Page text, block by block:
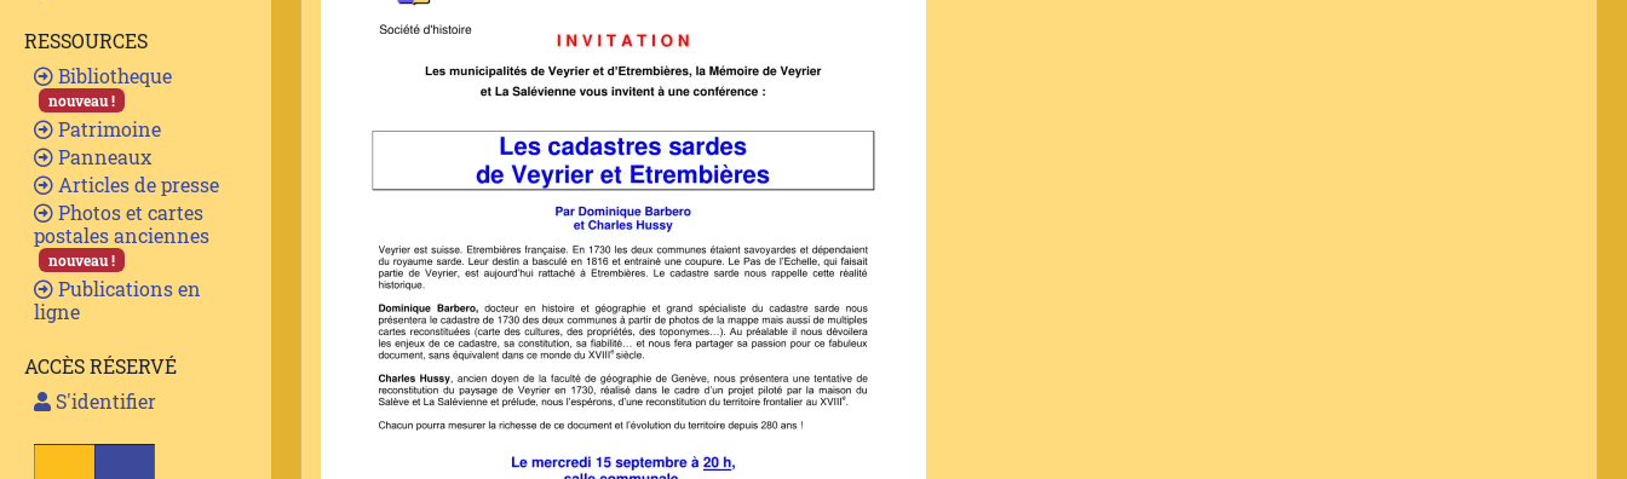
RESSOURCES
Bibliotheque
nouveau !
Patrimoine
Panneaux
Articles de presse
Photos et cartes
postales anciennes
nouveau !
Publications en
ligne
ACCÈS RÉSERVÉ
S'identifier